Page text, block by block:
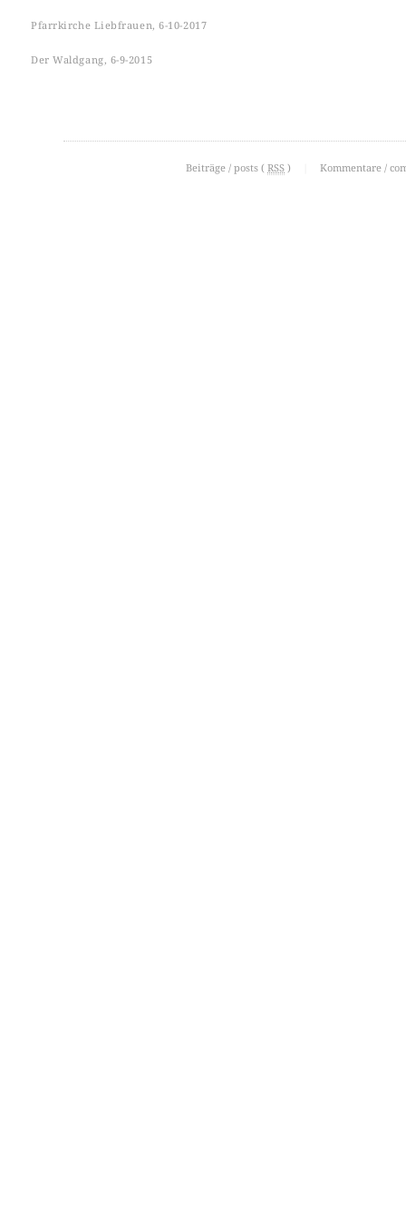
Pfarrkirche Liebfrauen, 6-10-2017
Der Waldgang, 6-9-2015
Beiträge / posts ( RSS ) Kommentare /